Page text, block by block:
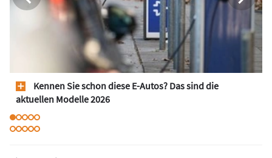
Kennen Sie schon diese E-Autos? Das sind die
aktuellen Modelle 2026